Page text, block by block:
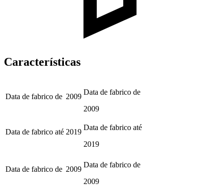
Características
Data de fabrico de 2009
Data de fabrico de
2009
Data de fabrico até 2019
Data de fabrico até
2019
Data de fabrico de 2009
Data de fabrico de
2009